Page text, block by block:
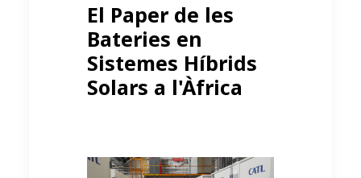
El Paper de les
Bateries en
Sistemes Híbrids
Solars a l'Àfrica